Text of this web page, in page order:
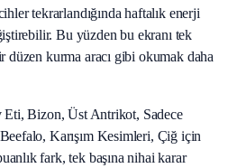
tekrarlandığında haftalık enerji
Bu yüzden bu ekranı tek
düzen kurma aracı gibi okumak daha
Eti, Bizon, Üst Antrikot, Sadece
Karışım Kesimleri, Çiğ için
fark, tek başına nihai karar